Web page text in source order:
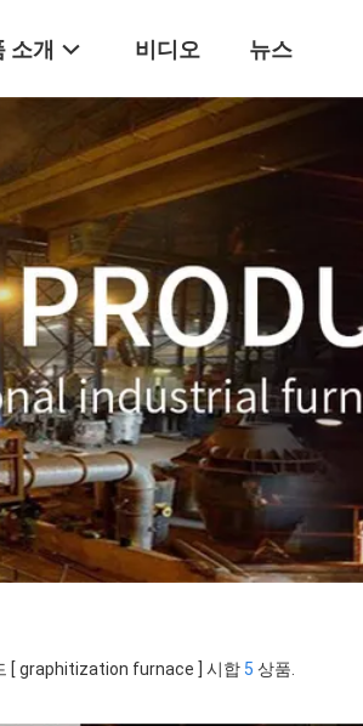
소개 비디오 뉴스
[ graphitization furnace ] 시합 5 상품.